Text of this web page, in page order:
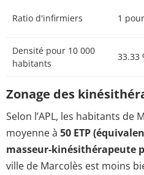
Ratio d'infirmiers 1
Densité pour 10 000
habitants
Zonage des
Selon l’APL, les habitants de
moyenne à 50 ETP
masseur-kinésithérapeute
ville de Marcolès est moins